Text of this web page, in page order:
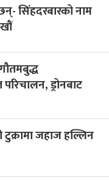
सिंहदरबारको नाम
ड्रोनबाट
जहाज हल्लिन